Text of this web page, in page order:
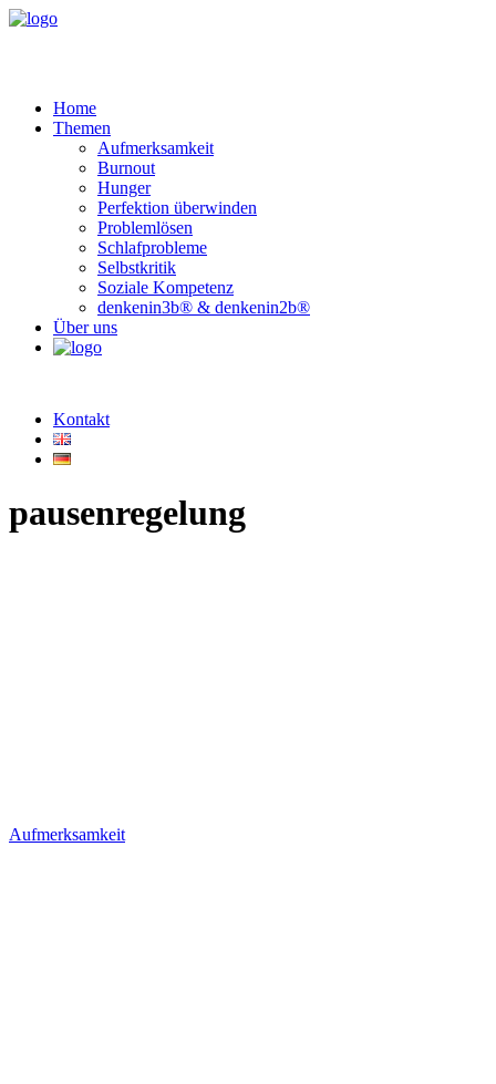
Home
Themen
Aufmerksamkeit
Burnout
Hunger
Perfektion überwinden
Problemlösen
Schlafprobleme
Selbstkritik
Soziale Kompetenz
denkenin3b® & denkenin2b®
Über uns
Kontakt
pausenregelung
Aufmerksamkeit